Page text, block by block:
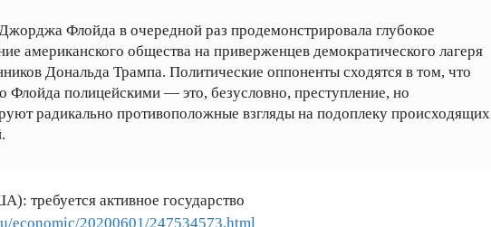
Флойда в очередной раз продемонстрировала глубокое
американского общества на приверженцев демократического лагеря
Дональда Трампа. Политические оппоненты сходятся в том, что
Флойда полицейскими — это, безусловно, преступление, но
радикально противоположные взгляды на подоплеку происходящих
требуется активное государство
economic/20200601/247534573.html